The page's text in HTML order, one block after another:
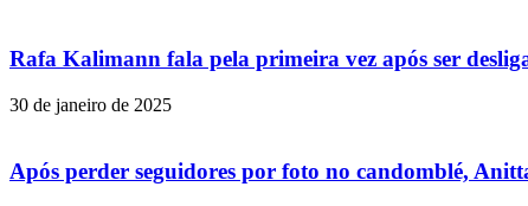
Rafa Kalimann fala pela primeira vez após ser
30 de janeiro de 2025
Após perder seguidores por foto no candomblé,